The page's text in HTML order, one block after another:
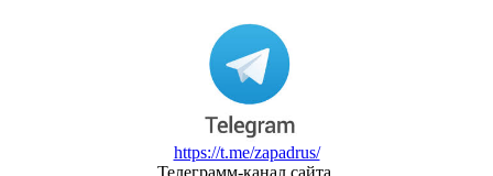
https://t.me/zapadrus/
Телеграмм-канал сайта.